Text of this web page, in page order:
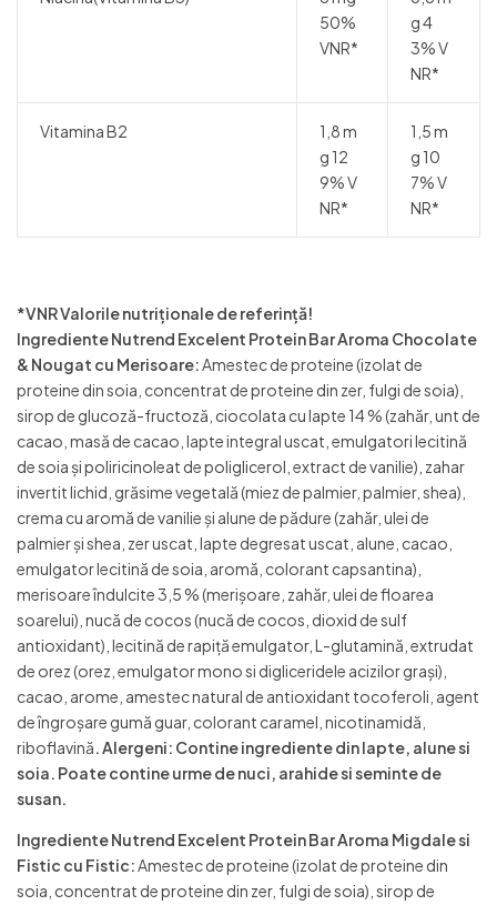
50%
VNR*
g 4
3% V
NR*
Vitamina B2
1,8 m
g 12
9% V
NR*
1,5 m
g 10
7% V
NR*
*VNR Valorile nutriționale de referință!
Ingrediente Nutrend Excelent Protein Bar Aroma Chocolate
& Nougat cu Merisoare:Amestec de proteine ​​(izolat de
proteine ​​din soia, concentrat de proteine ​​din zer, fulgi de soia),
sirop de glucoză-fructoză, ciocolata cu lapte 14 % (zahăr, unt de
cacao, masă de cacao, lapte integral uscat, emulgatori lecitină
de soia și poliricinoleat de poliglicerol, extract de vanilie), zahar
invertit lichid, grăsime vegetală (miez de palmier, palmier, shea),
crema cu aromă de vanilie și alune de pădure (zahăr, ulei de
palmier și shea, zer uscat, lapte degresat uscat, alune, cacao,
emulgator lecitină de soia, aromă, colorant capsantina),
merisoare îndulcite 3,5 % (merișoare, zahăr, ulei de floarea
soarelui), nucă de cocos (nucă de cocos, dioxid de sulf
antioxidant), lecitină de rapiță emulgator, L-glutamină, extrudat
de orez (orez, emulgator mono si digliceridele acizilor graşi),
cacao, arome, amestec natural de antioxidant tocoferoli, agent
de îngroșare gumă guar, colorant caramel, nicotinamidă,
riboflavină. Alergeni: Contine ingrediente din lapte, alune si
soia. Poate contine urme de nuci, arahide si seminte de
susan.
Ingrediente Nutrend Excelent Protein Bar Aroma Migdale si
Fistic cu Fistic:Amestec de proteine (izolat de proteine din
soia, concentrat de proteine din zer, fulgi de soia), sirop de